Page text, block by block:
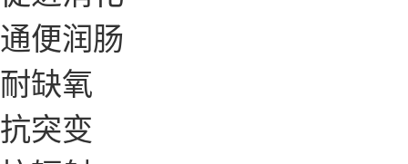
通便润肠
耐缺氧
抗突变